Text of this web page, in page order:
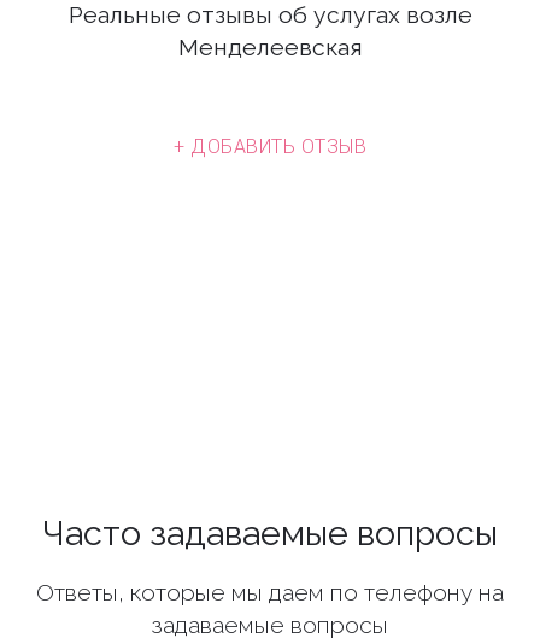
Реальные отзывы об услугах возле
Менделеевская
+ ДОБАВИТЬ ОТЗЫВ
Часто задаваемые вопросы
Ответы, которые мы даем по телефону на
задаваемые вопросы